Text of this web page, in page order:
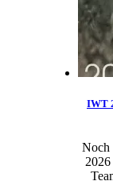
IWT
Noch